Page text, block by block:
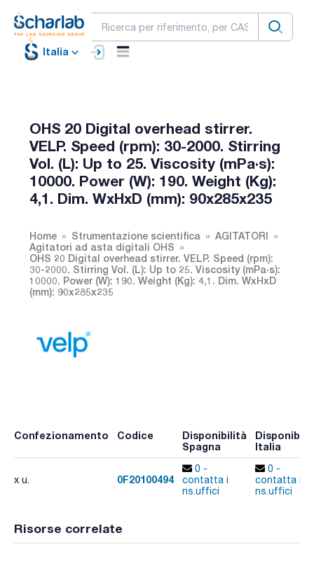
Italia
OHS 20 Digital overhead stirrer.
VELP. Speed (rpm): 30-2000. Stirring
Vol. (L): Up to 25. Viscosity (mPa·s):
10000. Power (W): 190. Weight (Kg):
4,1. Dim. WxHxD (mm): 90x285x235
Home Strumentazione scientifica
AGITATORI
Agitatori ad asta digitali OHS
OHS 20 Digital overhead stirrer. VELP. Speed (rpm):
30-2000. Stirring Vol. (L): Up to 25. Viscosity (mPa·s):
10000. Power (W): 190. Weight (Kg): 4,1. Dim. WxHxD
(mm): 90x285x235
Confezionamento Codice
Disponibilità
Spagna
Italia
x u. 0F20100494
0 -
contatta i
ns.uffici
0 -
contatta i
ns.uffici
Risorse correlate